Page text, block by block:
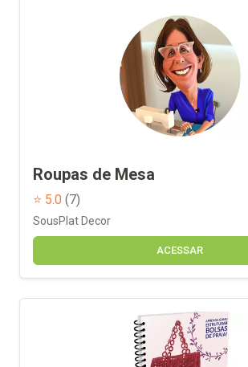
Roupas de Mesa
⭐ 5.0 (7)
SousPlat Decor
ACESSAR